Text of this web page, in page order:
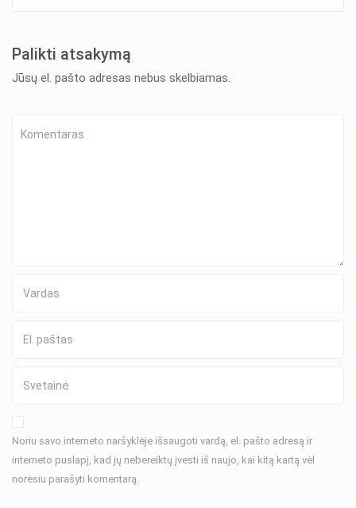
Palikti atsakymą
Jūsų el. pašto adresas nebus skelbiamas.
Noriu savo interneto naršyklėje išsaugoti vardą, el. pašto adresą ir
interneto puslapį, kad jų nebereiktų įvesti iš naujo, kai kitą kartą vėl
norėsiu parašyti komentarą.